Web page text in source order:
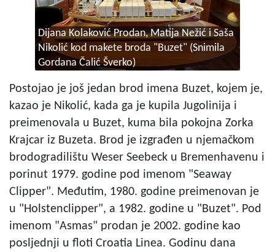
Dijana Kolaković Prodan, Matija Nežić i Saša
Nikolić kod makete broda "Buzet" (Snimila
Gordana Čalić Šverko)
Postojao je još jedan brod imena Buzet, kojem je,
kazao je Nikolić, kada ga je kupila Jugolinija i
preimenovala u Buzet, kuma bila pokojna Zorka
Krajcar iz Buzeta. Brod je izgrađen u njemačkom
brodogradilištu Weser Seebeck u Bremenhavenu i
porinut 1979. godine pod imenom "Seaway
Clipper". Međutim, 1980. godine preimenovan je
u "Holstenclipper", a 1982. godine u "Buzet". Pod
imenom "Asmas" prodan je 2002. godine kao
posljednji u floti Croatia Linea. Godinu dana